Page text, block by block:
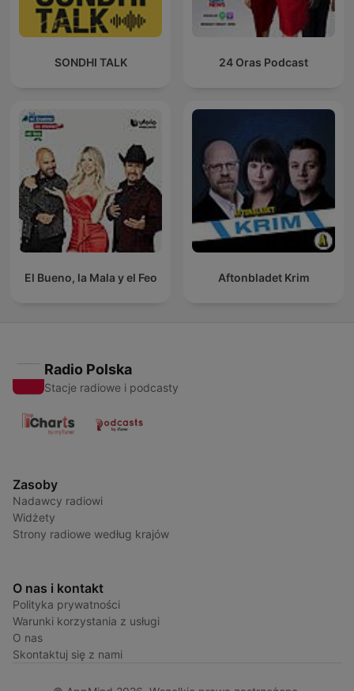
SONDHI TALK 24 Oras Podcast
El Bueno, la Mala y el Feo Aftonbladet Krim
Radio Polska
Stacje radiowe i podcasty
Zasoby
Nadawcy radiowi
Widżety
Strony radiowe według krajów
O nas i kontakt
Polityka prywatności
Warunki korzystania z usługi
O nas
Skontaktuj się z nami